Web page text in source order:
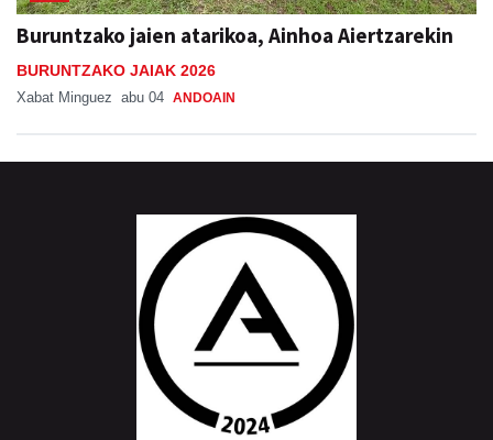
Buruntzako jaien atarikoa, Ainhoa Aiertzarekin
BURUNTZAKO JAIAK 2026
Xabat Minguez abu 04 ANDOAIN